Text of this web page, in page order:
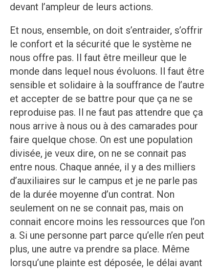
devant l’ampleur de leurs actions.
Et nous, ensemble, on doit s’entraider, s’offrir
le confort et la sécurité que le système ne
nous offre pas. Il faut être meilleur que le
monde dans lequel nous évoluons. Il faut être
sensible et solidaire à la souffrance de l’autre
et accepter de se battre pour que ça ne se
reproduise pas. Il ne faut pas attendre que ça
nous arrive à nous ou à des camarades pour
faire quelque chose. On est une population
divisée, je veux dire, on ne se connait pas
entre nous. Chaque année, il y a des milliers
d’auxiliaires sur le campus et je ne parle pas
de la durée moyenne d’un contrat. Non
seulement on ne se connait pas, mais on
connait encore moins les ressources que l’on
a. Si une personne part parce qu’elle n’en peut
plus, une autre va prendre sa place. Même
lorsqu’une plainte est déposée, le délai avant